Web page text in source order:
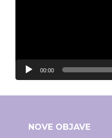
00:00
NOVE OBJAVE